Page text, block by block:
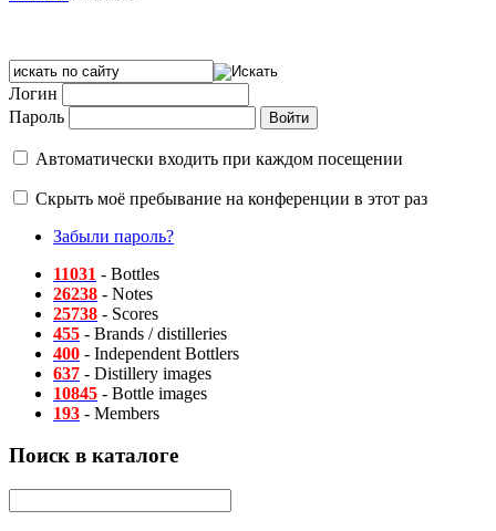
Логин
Пароль
Автоматически входить при каждом посещении
Скрыть моё пребывание на конференции в этот раз
Забыли пароль?
11031 - Bottles
26238 - Notes
25738 - Scores
455 - Brands / distilleries
400 - Independent Bottlers
637 - Distillery images
10845 - Bottle images
193 - Members
Поиск в каталоге